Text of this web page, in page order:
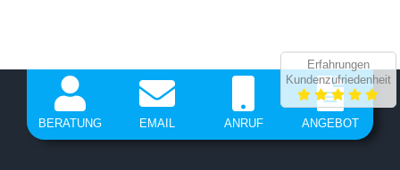
BERATUNG EMAIL ANRUF ANGEBOT
Erfahrungen
Kundenzufriedenheit